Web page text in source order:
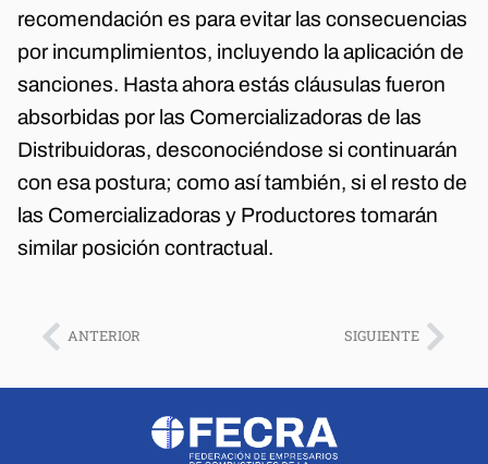
recomendación es para evitar las consecuencias
por incumplimientos, incluyendo la aplicación de
sanciones. Hasta ahora estás cláusulas fueron
absorbidas por las Comercializadoras de las
Distribuidoras, desconociéndose si continuarán
con esa postura; como así también, si el resto de
las Comercializadoras y Productores tomarán
similar posición contractual.
ANTERIOR SIGUIENTE